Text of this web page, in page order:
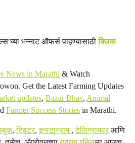
भन्नाट ऑफर्स पाहण्यासाठीक्लिक
News in Marathi & Watch
Get the Latest Farming Updates
updates, Bazar Bhav, Animal
Farmer Success Stories in Marathi.
,ट्विटर,इन्स्टाग्राम ,टेलिग्रामवरआणि